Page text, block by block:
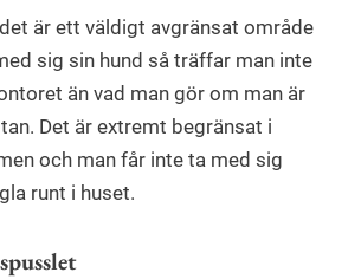
är ett väldigt avgränsat område
sig sin hund så träffar man inte
än vad man gör om man är
Det är extremt begränsat i
och man får inte ta med sig
runt i huset.